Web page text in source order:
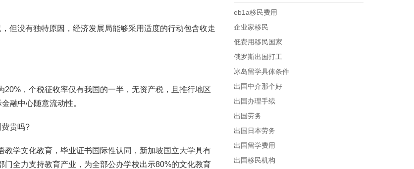
但没有独特原因，经济发展局能够采用适度的行动包含收走
，个税征收率仅有我国的一半，无资产税，且推行地区
融中心随意流动性。
贵吗?
学文化教育，毕业证书国际性认同，新加坡国立大学具有
全力支持教育产业，为全部公办学校出示80%的文化教育
eb1a移民费用
企业家移民
低费用移民国家
俄罗斯出国打工
冰岛留学具体条件
出国中介那个好
出国办理手续
出国劳务
出国日本劳务
出国留学费用
出国移民机构